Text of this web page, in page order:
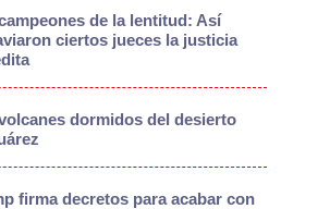
de la lentitud: Así
ciertos jueces la justicia
dormidos del desierto
firma decretos para acabar con